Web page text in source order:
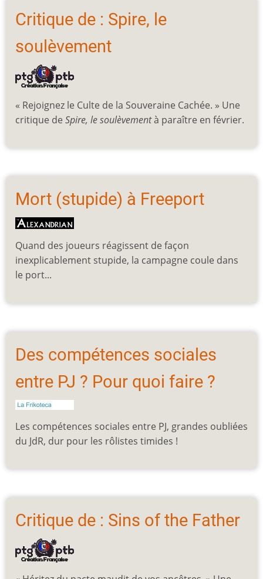
Critique de : Spire, le
soulèvement
« Rejoignez le Culte de la Souveraine Cachée. » Une
critique de Spire, le soulèvementà paraître en février.
Mort (stupide) à Freeport
Quand des joueurs réagissent de façon
inexplicablement stupide, la campagne coule dans
le port...
Des compétences sociales
entre PJ ? Pour quoi faire ?
Les compétences sociales entre PJ, grandes oubliées
du JdR, dur pour les rôlistes timides !
Critique de : Sins of the Father